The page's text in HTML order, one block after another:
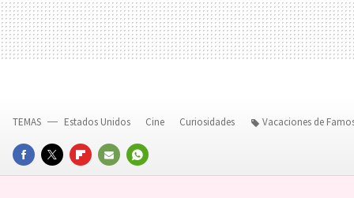
FACEBOOKTWITTERFLIPBOARD
E-
WHATSAPP
TEMAS Estados Unidos Cine Curiosidades Vacaciones de